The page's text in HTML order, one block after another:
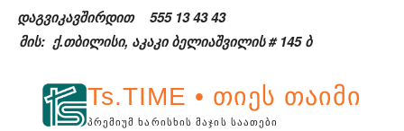
content
დაგვიკავშირდით
555 13 43 43
მის: ქ.თბილისი, აკაკი ბელიაშვილის # 145 ბ
Ts.TIME • თიეს თაიმი
ᲞᲠᲔᲛᲘᲣᲛ ᲮᲐᲠᲘᲡᲮᲘᲡ ᲛᲐᲯᲘᲡ ᲡᲐᲐᲗᲔᲑᲘ